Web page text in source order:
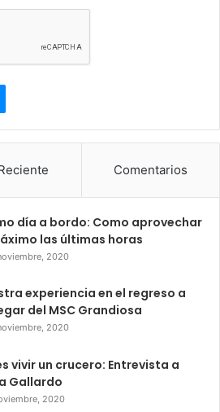
Comentarios
día a bordo: Como aprovechar
las últimas horas
2020
experiencia en el regreso a
del MSC Grandiosa
2020
vivir un crucero: Entrevista a
Gallardo
2020